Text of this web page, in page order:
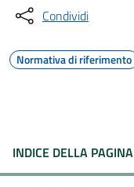
Condividi
Normativa di riferimento
INDICE DELLA PAGINA